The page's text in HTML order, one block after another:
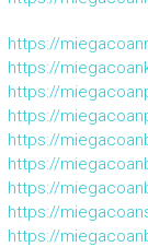
https://
https://
https://
https://
https://
https://
https://
https://
https://